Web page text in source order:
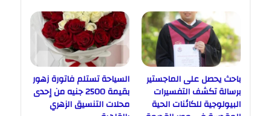
باحث يحصل على الماجستير
برسالة تكشف التفسيرات
البيولوجية للكائنات الحية
السياحة تستلم فاتورة زهور
بقيمة 2500 جنيه من إحدى
محلات التنسيق الزهري